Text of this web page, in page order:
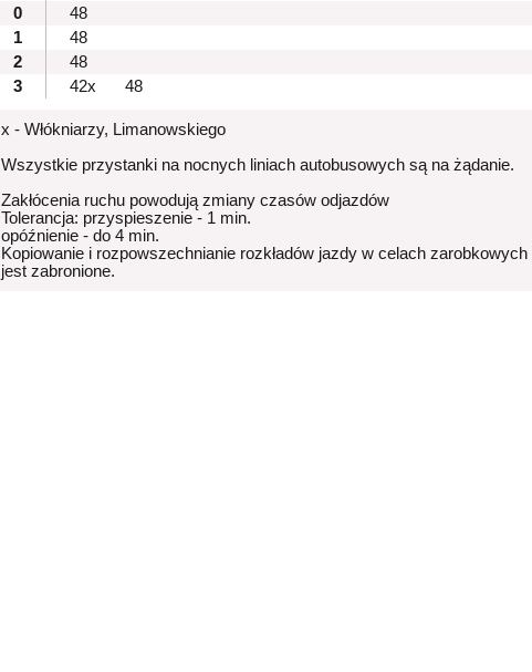
0
48
1
48
2
48
3
42x 48
x - Włókniarzy, Limanowskiego
Wszystkie przystanki na nocnych liniach autobusowych są na żądanie.
Zakłócenia ruchu powodują zmiany czasów odjazdów
Tolerancja: przyspieszenie - 1 min.
opóźnienie - do 4 min.
Kopiowanie i rozpowszechnianie rozkładów jazdy w celach
jest zabronione.